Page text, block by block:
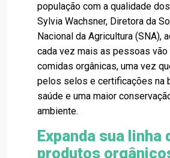
população com a qualidade
Sylvia Wachsner, Diretora da
Nacional da Agricultura (SNA),
cada vez mais as pessoas vão
comidas orgânicas, uma vez
pelos selos e certificações na
saúde e uma maior
ambiente.
Expanda sua linha
produtos